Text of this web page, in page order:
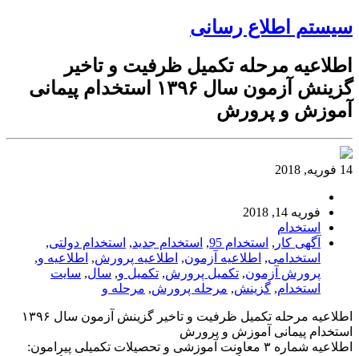
سیستم اطلاع رسانی
اطلاعیه مرحله تکمیل ظرفیت و تاخیر
گزینش آزمون سال ۱۳۹۶ استخدام پیمانی
آموزش و پرورش
14 فوریه, 2018
فوریه 14, 2018
استخدام
آگهی کار , استخدام 95 , استخدام جدید, استخدام دولتی,
استخدامی, اطلاعیه آزمون, اطلاعیه پرورش, اطلاعیه و,
پرورش آزمون, تکمیل پرورش, تکمیل و, سال, سایت
استخدام, گزینش, مرحله پرورش, مرحله و
اطلاعیه مرحله تکمیل ظرفیت و تاخیر گزینش آزمون سال ۱۳۹۶
استخدام پیمانی آموزش و پرورش
اطلاعیه شماره ۳ معاونت آموزشی و تحصیلات تکمیلی پیرامون: